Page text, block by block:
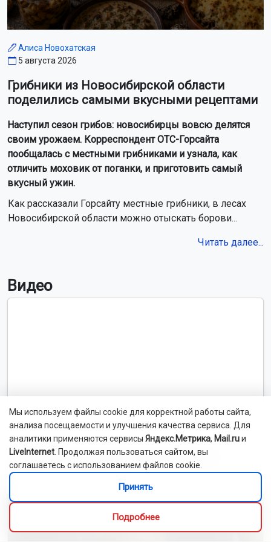
Алиса Новохатская
5 августа 2026
Грибники из Новосибирской области
поделились самыми вкусными рецептами
Наступил сезон грибов: новосибирцы вовсю делятся
своим урожаем. Корреспондент ОТС-Горсайта
пообщалась с местными грибниками и узнала, как
отличить моховик от поганки, и приготовить самый
вкусный ужин.
Как рассказали Горсайту местные грибники, в лесах
Новосибирской области можно отыскать борови...
Читать далее...
Видео
Новосибирский зоопарк показал детёнышей
индийского дикобраза
Мы используем файлы cookie для корректной работы сайта,
анализа посещаемости и улучшения качества сервиса. Для
аналитики применяются сервисы Яндекс.Метрика, Mail.ruи
LiveInternet . Продолжая пользоваться сайтом, вы
соглашаетесь с использованием файлов cookie.
Принять
Подробнее